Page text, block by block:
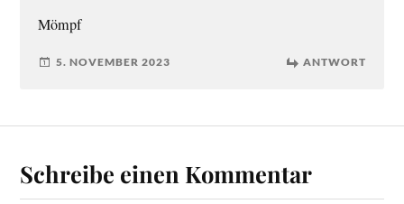
Mömpf
5. NOVEMBER 2023 ANTWORT
Schreibe einen Kommentar